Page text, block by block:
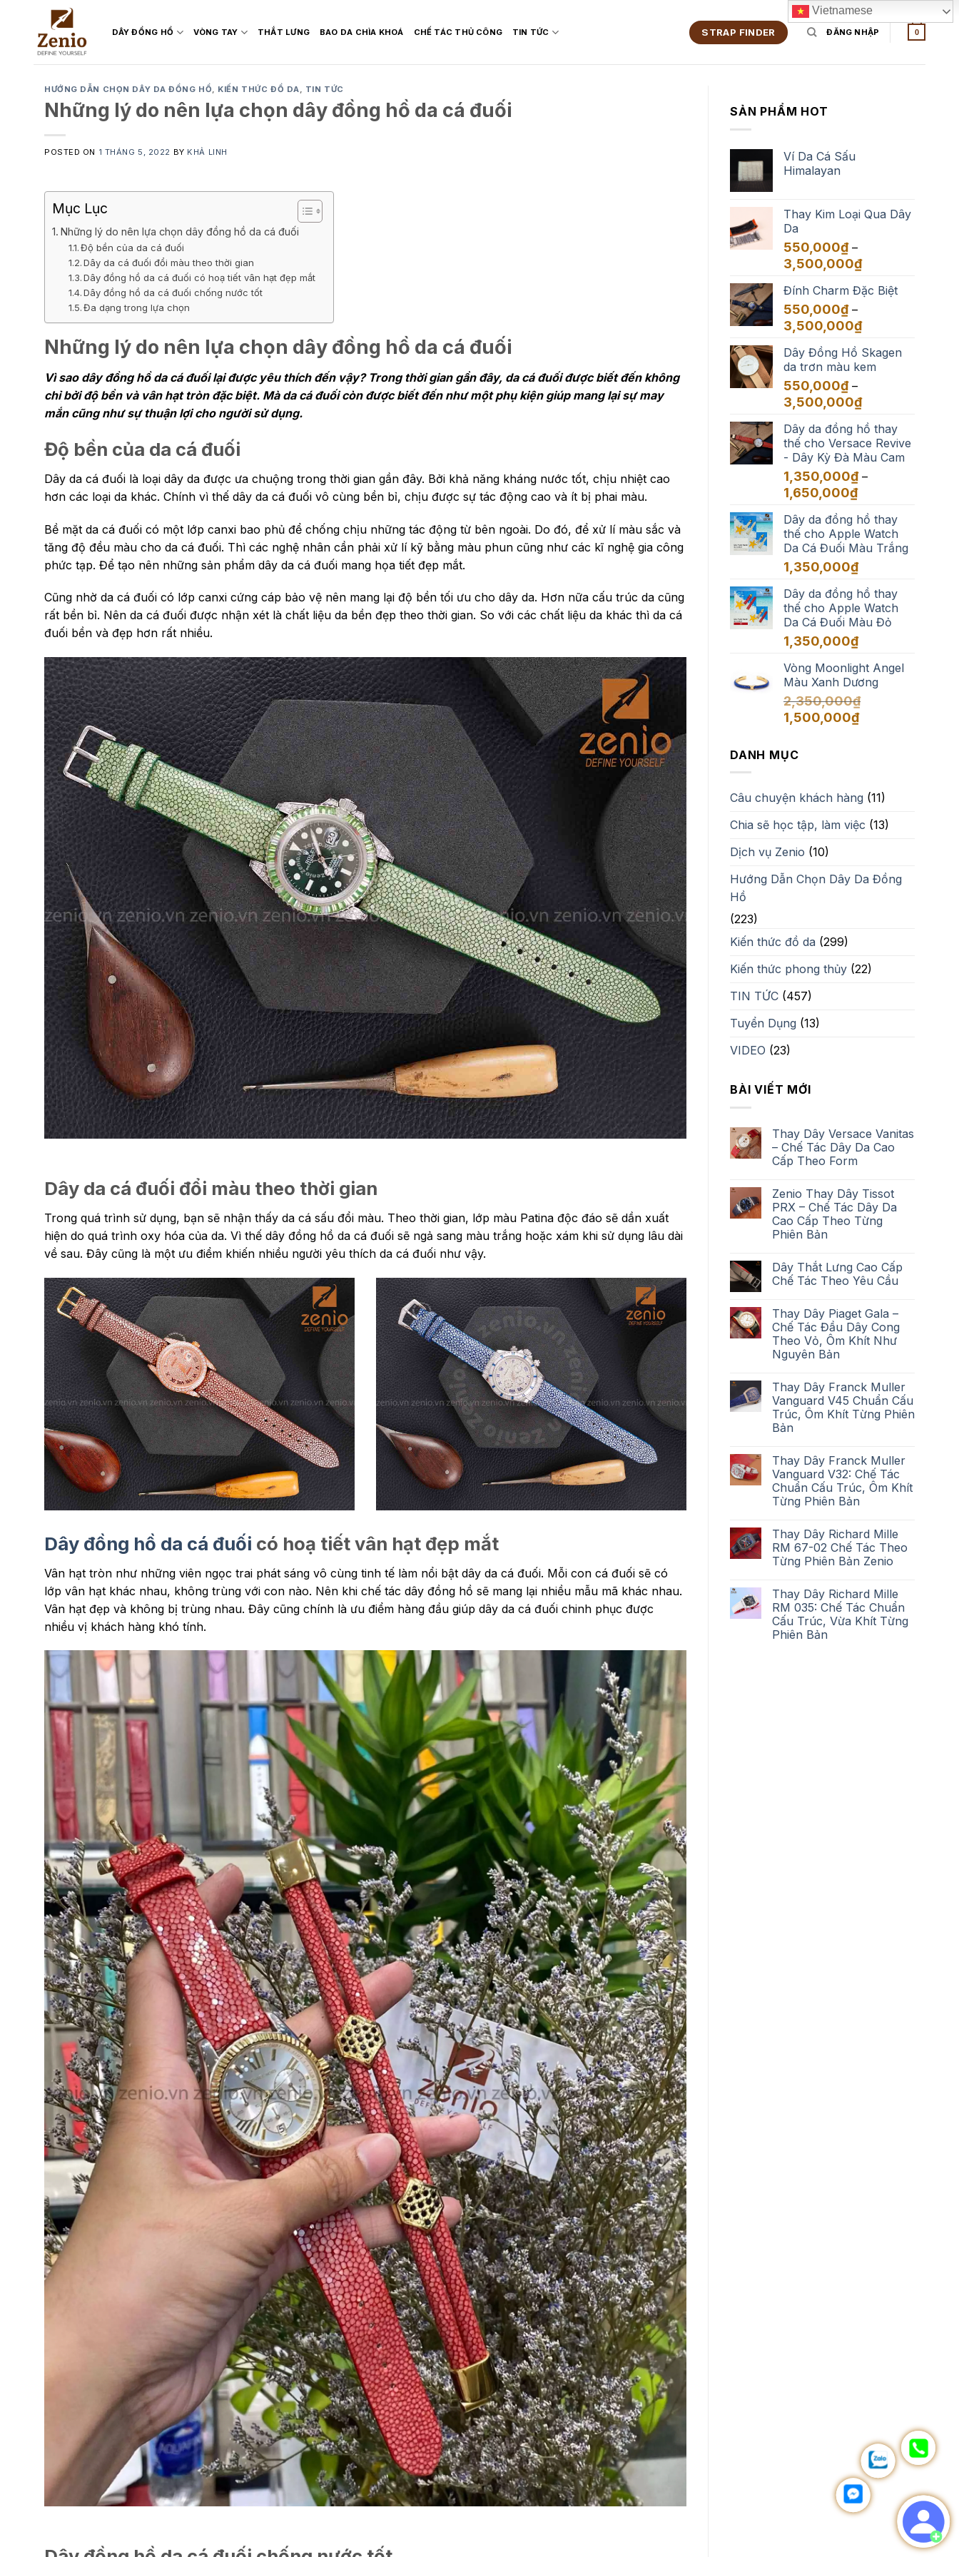
content
DÂY ĐỒNG HỒ VÒNG TAY THẮT LƯNG BAO DA CHÌA KHOÁ CHẾ TÁC THỦ CÔNG TIN TỨC STRAP FINDER ĐĂNG NHẬP 0
HƯỚNG DẪN CHỌN DÂY DA ĐỒNG HỒ, KIẾN THỨC ĐỒ DA, TIN TỨC
Những lý do nên lựa chọn dây đồng hồ da cá đuối
POSTED ON 1 THÁNG 5, 2022 BY KHẢ LINH
Mục Lục
Những lý do nên lựa chọn dây đồng hồ da cá đuối
Độ bền của da cá đuối
Dây da cá đuối đổi màu theo thời gian
Dây đồng hồ da cá đuối có hoạ tiết vân hạt đẹp mắt
Dây đồng hồ da cá đuối chống nước tốt
Đa dạng trong lựa chọn
Những lý do nên lựa chọn dây đồng hồ da cá đuối
Vì sao dây đồng hồ da cá đuối lại được yêu thích đến vậy? Trong thời gian gần đây, da cá đuối được biết đến không
chỉ bởi độ bền và vân hạt tròn đặc biệt. Mà da cá đuối còn được biết đến như một phụ kiện giúp mang lại sự may
mắn cũng như sự thuận lợi cho người sử dụng.
Độ bền của da cá đuối
Dây da cá đuối là loại dây da được ưa chuộng trong thời gian gần đây. Bởi khả năng kháng nước tốt, chịu nhiệt cao
hơn các loại da khác. Chính vì thế dây da cá đuối vô cùng bền bỉ, chịu được sự tác động cao và ít bị phai màu.
Bề mặt da cá đuối có một lớp canxi bao phủ để chống chịu những tác động từ bên ngoài. Do đó, để xử lí màu sắc và
tăng độ đều màu cho da cá đuối. Thì các nghệ nhân cần phải xử lí kỹ bằng màu phun cũng như các kĩ nghệ gia công
phức tạp. Để tạo nên những sản phẩm dây da cá đuối mang họa tiết đẹp mắt.
Cũng nhờ da cá đuối có lớp canxi cứng cáp bảo vệ nên mang lại độ bền tối ưu cho dây da. Hơn nữa cấu trúc da cũng
rất bền bỉ. Nên da cá đuối được nhận xét là chất liệu da bền đẹp theo thời gian. So với các chất liệu da khác thì da cá
đuối bền và đẹp hơn rất nhiều.
Dây da cá đuối đổi màu theo thời gian
Trong quá trình sử dụng, bạn sẽ nhận thấy da cá sấu đổi màu. Theo thời gian, lớp màu Patina độc đáo sẽ dần xuất
hiện do quá trình oxy hóa của da. Vì thế dây đồng hồ da cá đuối sẽ ngả sang màu trắng hoặc xám khi sử dụng lâu dài
về sau. Đây cũng là một ưu điểm khiến nhiều người yêu thích da cá đuối như vậy.
Dây đồng hồ da cá đuối có hoạ tiết vân hạt đẹp mắt
Vân hạt tròn như những viên ngọc trai phát sáng vô cùng tinh tế làm nổi bật dây da cá đuối. Mỗi con cá đuối sẽ có
lớp vân hạt khác nhau, không trùng với con nào. Nên khi chế tác dây đồng hồ sẽ mang lại nhiều mẫu mã khác nhau.
Vân hạt đẹp và không bị trùng nhau. Đây cũng chính là ưu điểm hàng đầu giúp dây da cá đuối chinh phục được
nhiều vị khách hàng khó tính.
SẢN PHẨM HOT
Ví Da Cá Sấu
Himalayan
Thay Kim Loại Qua Dây
Da
550,000₫ –
3,500,000₫Khoảng
từ
đến
Đính Charm Đặc Biệt
550,000₫ –
3,500,000₫Khoảng
từ
550,000₫
3,500,000₫
Dây Đồng Hồ Skagen
da trơn màu kem
550,000₫ –
3,500,000₫Khoảng
từ
550,000₫
đến
3,500,000₫
Dây da đồng hồ thay
thế cho Versace Revive
- Dây Kỳ Đà Màu Cam
1,350,000₫ –
1,650,000₫Khoảng
từ
1,350,000₫
đến
1,650,000₫
Dây da đồng hồ thay
thế cho Apple Watch
Da Cá Đuối Màu Trắng
1,350,000₫
Dây da đồng hồ thay
thế cho Apple Watch
Da Cá Đuối Màu Đỏ
1,350,000₫
Vòng Moonlight Angel
Màu Xanh Dương
2,350,000₫
Giá
2,350,000₫.
1,500,000₫Giá
DANH MỤC
Câu chuyện khách hàng (11)
Chia sẽ học tập, làm việc (13)
Dịch vụ Zenio (10)
Hướng Dẫn Chọn Dây Da Đồng
Hồ
(223)
Kiến thức đồ da (299)
Kiến thức phong thủy (22)
TIN TỨC (457)
Tuyển Dụng (13)
VIDEO (23)
BÀI VIẾT MỚI
Thay Dây Versace Vanitas
– Chế Tác Dây Da Cao
Cấp Theo Form
Zenio Thay Dây Tissot
PRX – Chế Tác Dây Da
Cao Cấp Theo Từng
Phiên Bản
Dây Thắt Lưng Cao Cấp
Chế Tác Theo Yêu Cầu
Thay Dây Piaget Gala –
Chế Tác Đầu Dây Cong
Theo Vỏ, Ôm Khít Như
Nguyên Bản
Thay Dây Franck Muller
Vanguard V45 Chuẩn Cấu
Trúc, Ôm Khít Từng Phiên
Bản
Thay Dây Franck Muller
Vanguard V32: Chế Tác
Chuẩn Cấu Trúc, Ôm Khít
Từng Phiên Bản
Thay Dây Richard Mille
RM 67-02 Chế Tác Theo
Từng Phiên Bản Zenio
Thay Dây Richard Mille
RM 035: Chế Tác Chuẩn
Cấu Trúc, Vừa Khít Từng
Phiên Bản
Vietnamese